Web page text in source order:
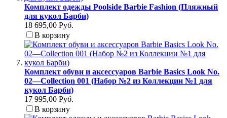
Комплект одежды Poolside Barbie Fashion (Пляжный
для кукол Барби)
18 695,00 Руб.
В корзину
Комплект обуви и аксессуаров Barbie Basics Look No.
02—Collection 001 (Набор №2 из Коллекции №1 для
кукол Барби)
17 995,00 Руб.
В корзину